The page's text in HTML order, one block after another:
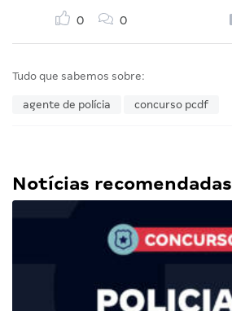
0 0
Tudo que sabemos sobre:
agente de polícia concurso pcdf
Notícias recomendadas